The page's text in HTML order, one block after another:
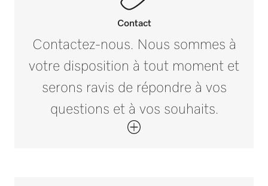
Ne convient pas aux pièces en nickel
d’acide d’éléments en aluminium non
anodisé
Contact
Contactez-nous. Nous sommes à
votre disposition à tout moment et
serons ravis de répondre à vos
questions et à vos souhaits.